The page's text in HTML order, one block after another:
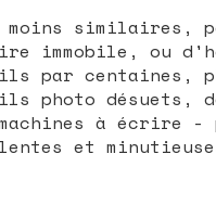
similaires,
immobile, ou
par centaines,
photo désuets,
à écrire -
lentes et